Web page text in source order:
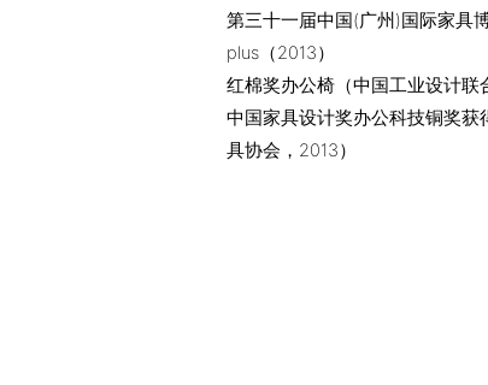
第三十一届中国(广州)国际家具
plus（2013）
红棉奖办公椅（中国工业设计联
中国家具设计奖办公科技铜奖获
具协会，2013）